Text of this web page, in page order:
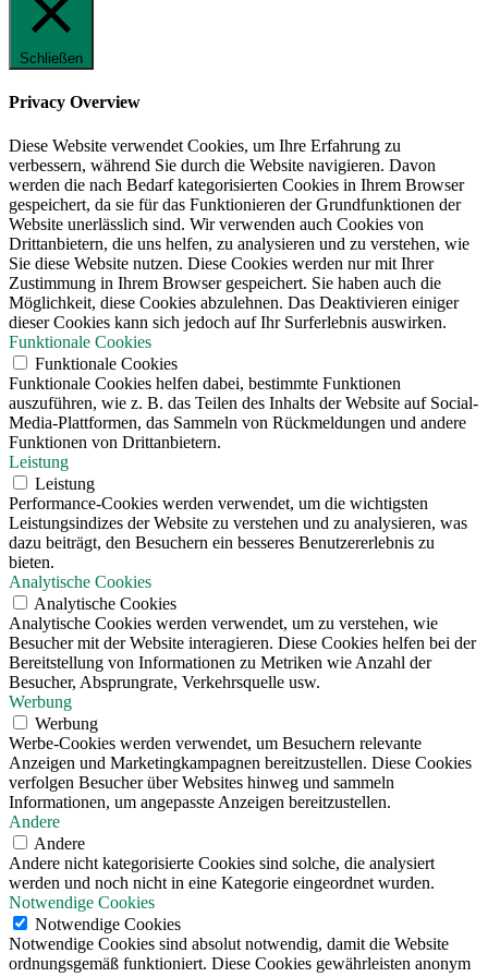
Schließen
Privacy Overview
Diese Website verwendet Cookies, um Ihre Erfahrung zu
verbessern, während Sie durch die Website navigieren. Davon
werden die nach Bedarf kategorisierten Cookies in Ihrem Browser
gespeichert, da sie für das Funktionieren der Grundfunktionen der
Website unerlässlich sind. Wir verwenden auch Cookies von
Drittanbietern, die uns helfen, zu analysieren und zu verstehen, wie
Sie diese Website nutzen. Diese Cookies werden nur mit Ihrer
Zustimmung in Ihrem Browser gespeichert. Sie haben auch die
Möglichkeit, diese Cookies abzulehnen. Das Deaktivieren einiger
dieser Cookies kann sich jedoch auf Ihr Surferlebnis auswirken.
Funktionale Cookies
Funktionale Cookies
Funktionale Cookies helfen dabei, bestimmte Funktionen
auszuführen, wie z. B. das Teilen des Inhalts der Website auf Social-
Media-Plattformen, das Sammeln von Rückmeldungen und andere
Funktionen von Drittanbietern.
Leistung
Leistung
Performance-Cookies werden verwendet, um die wichtigsten
Leistungsindizes der Website zu verstehen und zu analysieren, was
dazu beiträgt, den Besuchern ein besseres Benutzererlebnis zu
bieten.
Analytische Cookies
Analytische Cookies
Analytische Cookies werden verwendet, um zu verstehen, wie
Besucher mit der Website interagieren. Diese Cookies helfen bei der
Bereitstellung von Informationen zu Metriken wie Anzahl der
Besucher, Absprungrate, Verkehrsquelle usw.
Werbung
Werbung
Werbe-Cookies werden verwendet, um Besuchern relevante
Anzeigen und Marketingkampagnen bereitzustellen. Diese Cookies
verfolgen Besucher über Websites hinweg und sammeln
Informationen, um angepasste Anzeigen bereitzustellen.
Andere
Andere
Andere nicht kategorisierte Cookies sind solche, die analysiert
werden und noch nicht in eine Kategorie eingeordnet wurden.
Notwendige Cookies
Notwendige Cookies
Notwendige Cookies sind absolut notwendig, damit die Website
ordnungsgemäß funktioniert. Diese Cookies gewährleisten anonym